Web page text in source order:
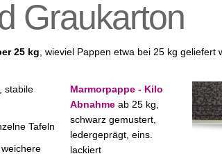
Graukarton
25 kg , wieviel Pappen etwa bei 25 kg geliefert
stabile
Tafeln
Marmorpappe - Kilo
Abnahme ab 25 kg,
schwarz gemustert,
ledergeprägt, eins.
lackiert